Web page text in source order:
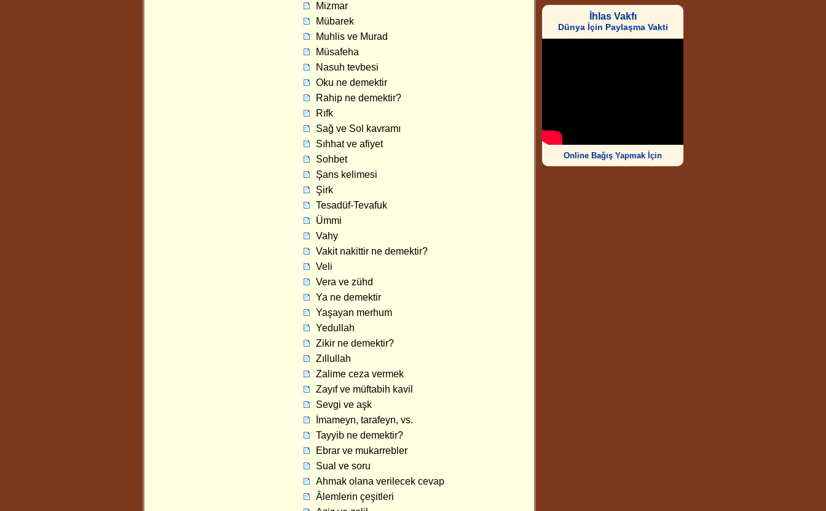
Mizmar
Mübarek
Muhlis ve Murad
Müsafeha
Nasuh tevbesi
Oku ne demektir
Rahip ne demektir?
Rıfk
Sağ ve Sol kavramı
Sıhhat ve afiyet
Sohbet
Şans kelimesi
Şirk
Tesadüf-Tevafuk
Ümmi
Vahy
Vakit nakittir ne demektir?
Veli
Vera ve zühd
Ya ne demektir
Yaşayan merhum
Yedullah
Zikir ne demektir?
Zıllullah
Zalime ceza vermek
Zayıf ve müftabih kavil
Sevgi ve aşk
İmameyn, tarafeyn, vs.
Tayyib ne demektir?
Ebrar ve mukarrebler
Sual ve soru
Ahmak olana verilecek cevap
Âlemlerin çeşitleri
İhlas Vakfı
Dünya İçin Paylaşma Vakti
Online Bağış Yapmak İçin